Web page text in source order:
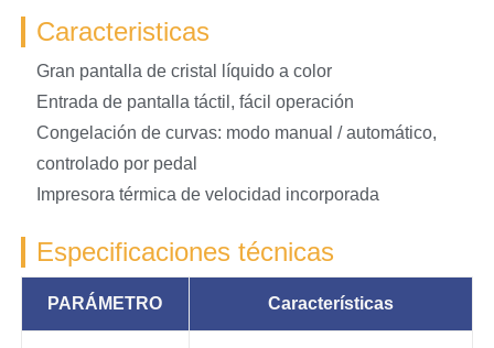
Caracteristicas
Gran pantalla de cristal líquido a color
Entrada de pantalla táctil, fácil operación
Congelación de curvas: modo manual / automático,
controlado por pedal
Impresora térmica de velocidad incorporada
Especificaciones técnicas
PARÁMETRO Características